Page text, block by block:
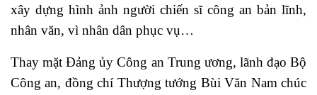
xây dựng hình ảnh người chiến sĩ công an bản lĩnh,
nhân văn, vì nhân dân phục vụ…
Thay mặt Đảng ủy Công an Trung ương, lãnh đạo Bộ
Công an, đồng chí Thượng tướng Bùi Văn Nam chúc